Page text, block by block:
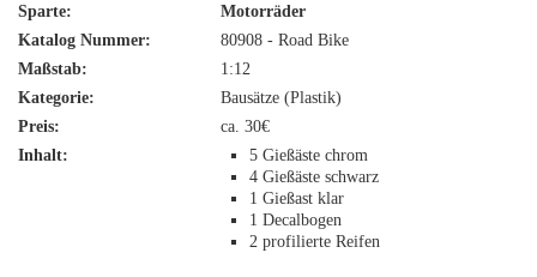
Sparte:
Motorräder
Katalog Nummer:
80908 - Road Bike
Maßstab:
1:12
Kategorie:
Bausätze (Plastik)
Preis:
ca. 30€
Inhalt:
5 Gießäste chrom
4 Gießäste schwarz
1 Gießast klar
1 Decalbogen
2 profilierte Reifen